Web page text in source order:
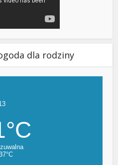
dla rodziny